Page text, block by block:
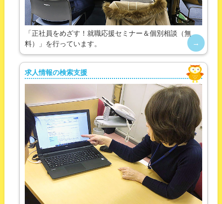
「正社員をめざす！就職応援セミナー＆個別相談（無
料）」を行っています。
求人情報の検索支援